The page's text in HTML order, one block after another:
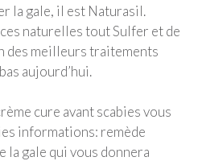
la gale, il est Naturasil.
naturelles tout Sulfer et de
des meilleurs traitements
aujourd’hui.
cure avant scabies vous
informations: remède
la gale qui vous donnera